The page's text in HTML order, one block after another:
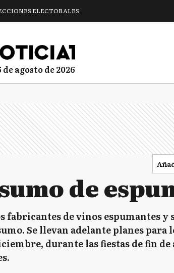
ELECTORALES
de agosto de 2026
de
fabricantes de vinos espumantes y
Se llevan adelante planes para
durante las fiestas de fin